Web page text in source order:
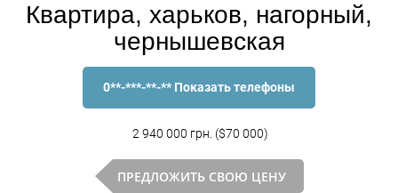
Квартира, харьков, нагорный,
чернышевская
0**-***-**-** Показать телефоны
2 940 000 грн. ($70 000)
ПРЕДЛОЖИТЬ СВОЮ ЦЕНУ